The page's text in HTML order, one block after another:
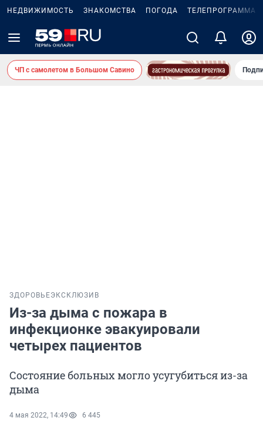
НЕДВИЖИМОСТЬ ЗНАКОМСТВА ПОГОДА ТЕЛЕПРОГРАММА
ЧП с самолетом в Большом Савино
ЗДОРОВЬЕЭКСКЛЮЗИВ
Из-за дыма с пожара в
инфекционке эвакуировали
четырех пациентов
Состояние больных могло усугубиться из-за
дыма
4 мая 2022, 14:49 6 445